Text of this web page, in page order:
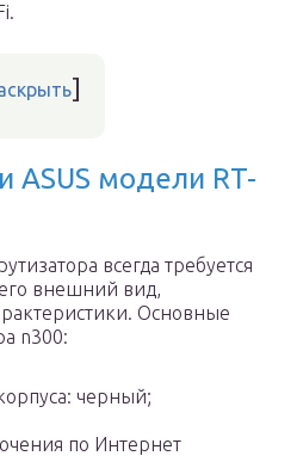
]
ASUS модели RT-
всегда требуется
внешний вид,
Основные
n300:
черный;
по Интернет